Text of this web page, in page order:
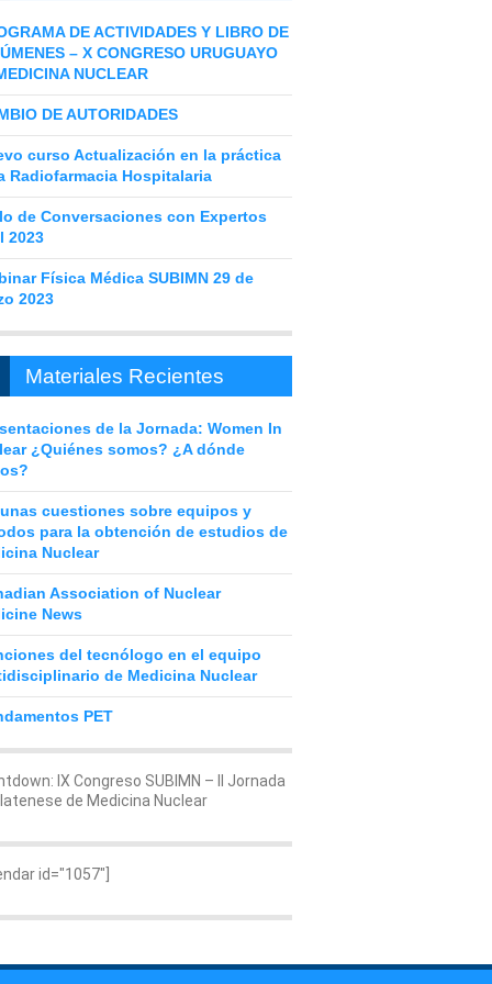
DE ACTIVIDADES Y LIBRO DE
– X CONGRESO URUGUAYO
NUCLEAR
DE AUTORIDADES
curso Actualización en la práctica
Radiofarmacia Hospitalaria
de Conversaciones con Expertos
2023
Física Médica SUBIMN 29 de
2023
Materiales Recientes
de la Jornada: Women In
¿Quiénes somos? ¿A dónde
cuestiones sobre equipos y
para la obtención de estudios de
Nuclear
Association of Nuclear
News
del tecnólogo en el equipo
de Medicina Nuclear
PET
IX Congreso SUBIMN – II Jornada
de Medicina Nuclear
id="1057"]